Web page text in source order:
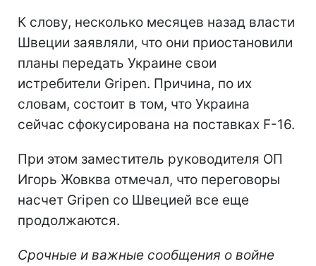
К слову, несколько месяцев назад власти
Швеции заявляли, что они приостановили
планы передать Украине свои
истребители Gripen. Причина, по их
словам, состоит в том, что Украина
сейчас сфокусирована на поставках F-16.
При этом заместитель руководителя ОП
Игорь Жовква отмечал, что переговоры
насчет Gripen со Швецией все еще
продолжаются.
Срочные и важные сообщения о войне